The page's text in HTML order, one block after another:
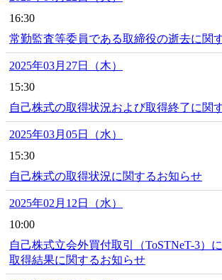
16:30
常勤監査等委員である取締役の逝去に関
2025年03月27日（木）
15:30
自己株式の取得状況および取得終了に関
2025年03月05日（水）
15:30
自己株式の取得状況に関するお知らせ
2025年02月12日（水）
10:00
自己株式立会外買付取引（ToSTNeT-3）
取得結果に関するお知らせ